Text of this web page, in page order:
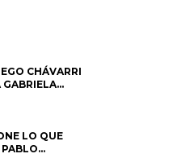
CHÁVARRI
GABRIELA
SU SALIDA
LO QUE